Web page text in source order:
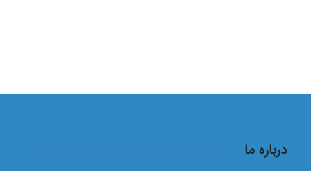
درباره ما